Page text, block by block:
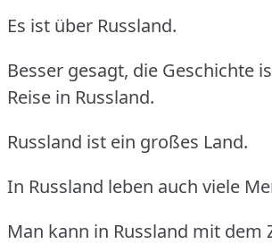
Es ist über Russland.
Besser gesagt, die Geschichte
Reise in Russland.
Russland ist ein großes Land.
In Russland leben auch viele
Man kann in Russland mit dem